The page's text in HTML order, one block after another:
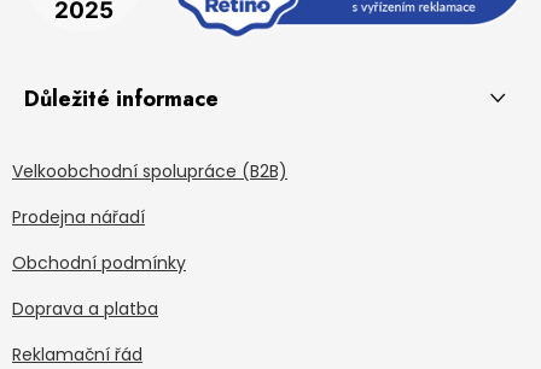
Důležité informace
Velkoobchodní spolupráce (B2B)
Prodejna nářadí
Obchodní podmínky
Doprava a platba
Reklamační řád